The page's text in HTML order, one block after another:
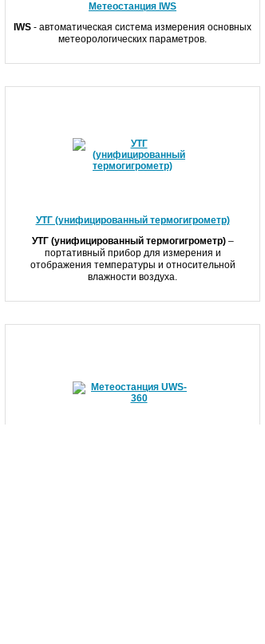
Метеостанция IWS
IWS - автоматическая система измерения основных
метеорологических параметров.
УТГ (унифицированный термогигрометр)
УТГ (унифицированный термогигрометр)–
портативный прибор для измерения и
отображения температуры и относительной
влажности воздуха.